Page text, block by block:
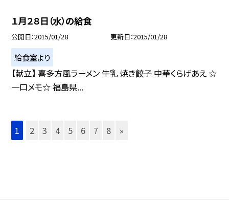
１月２８日（水）の給食
公開日 2015/01/28 更新日 2015/01/28
給食室より
【献立】 喜多方風ラーメン 牛乳 焼き餃子 中華くらげあえ ☆
一口メモ☆ 福島県...
1 2 3 4 5 6 7 8 »